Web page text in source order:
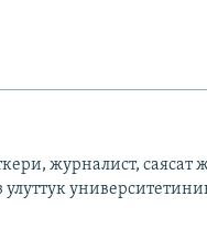
журналист, саясат